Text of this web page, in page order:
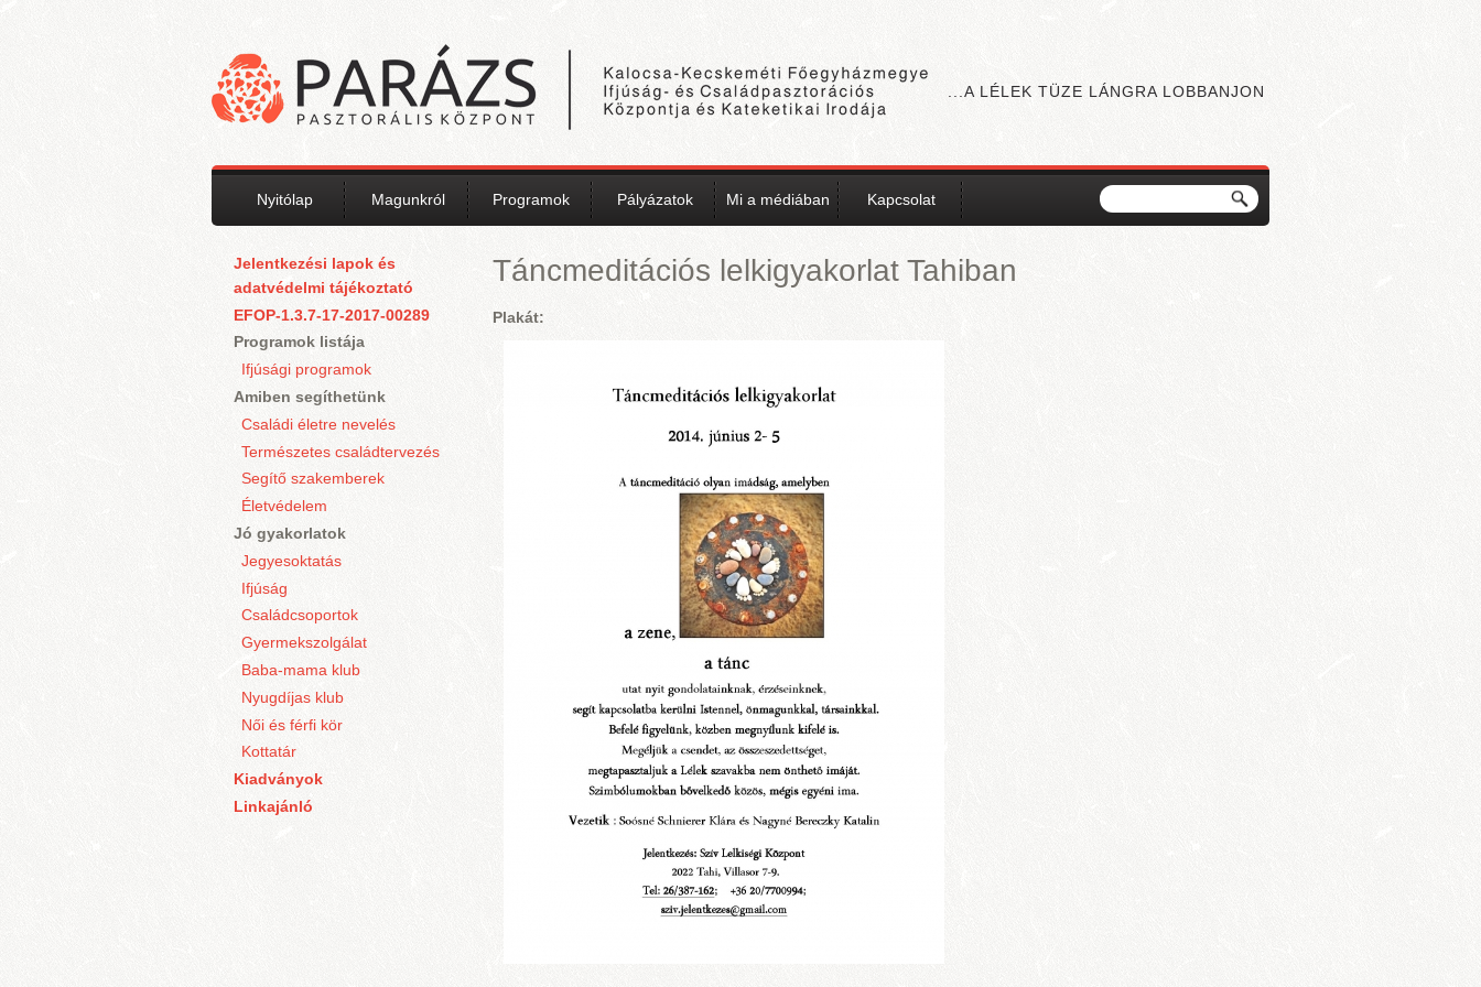
...A LÉLEK TÜZE LÁNGRA LOBBANJON
Nyitólap Magunkról Programok Pályázatok Mi a médiában Kapcsolat Keresés űrlap
Jelentkezési lapok és
adatvédelmi tájékoztató
EFOP-1.3.7-17-2017-00289
Programok listája
Ifjúsági programok
Amiben segíthetünk
Családi életre nevelés
Természetes családtervezés
Segítő szakemberek
Életvédelem
Jó gyakorlatok
Jegyesoktatás
Ifjúság
Családcsoportok
Gyermekszolgálat
Baba-mama klub
Nyugdíjas klub
Női és férfi kör
Kottatár
Kiadványok
Linkajánló
Táncmeditációs lelkigyakorlat Tahiban
Plakát: